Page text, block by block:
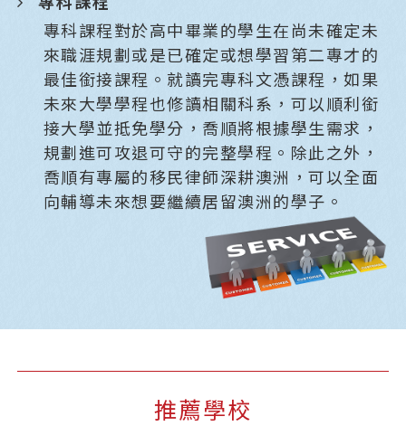
專科課程對於高中畢業的學生在尚未確定未
來職涯規劃或是已確定或想學習第二專才的
最佳銜接課程。就讀完專科文憑課程，如果
未來大學學程也修讀相關科系，可以順利銜
接大學並抵免學分，喬順將根據學生需求，
規劃進可攻退可守的完整學程。除此之外，
喬順有專屬的移民律師深耕澳洲，可以全面
向輔導未來想要繼續居留澳洲的學子。
推薦學校